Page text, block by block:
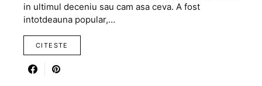
in ultimul deceniu sau cam asa ceva. A fost
intotdeauna popular,…
CITESTE